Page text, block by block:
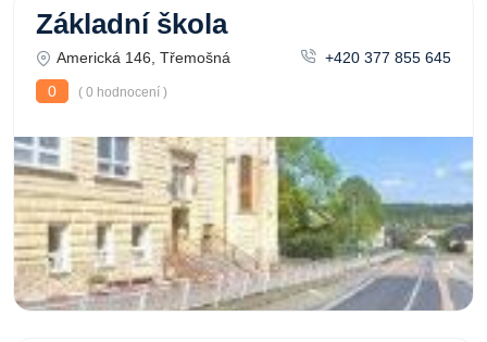
Základní škola
Americká 146, Třemošná
+420 377 855 645
0
( 0 hodnocení )